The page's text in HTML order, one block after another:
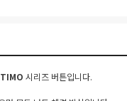
시리즈 버튼입니다.